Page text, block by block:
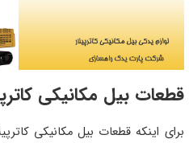
قطعات بیل مکانیکی
برای اینکه قطعات بیل مکانیکی